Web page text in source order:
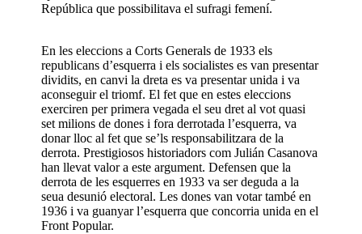
República que possibilitava el sufragi femení.
En les eleccions a Corts Generals de 1933 els
republicans d’esquerra i els socialistes es van presentar
dividits, en canvi la dreta es va presentar unida i va
aconseguir el triomf. El fet que en estes eleccions
exerciren per primera vegada el seu dret al vot quasi
set milions de dones i fora derrotada l’esquerra, va
donar lloc al fet que se’ls responsabilitzara de la
derrota. Prestigiosos historiadors com Julián Casanova
han llevat valor a este argument. Defensen que la
derrota de les esquerres en 1933 va ser deguda a la
seua desunió electoral. Les dones van votar també en
1936 i va guanyar l’esquerra que concorria unida en el
Front Popular.